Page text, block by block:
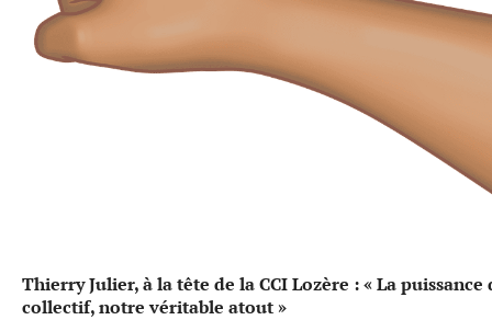
Thierry Julier, à la tête de la CCI Lozère : « La puissance
collectif, notre véritable atout »